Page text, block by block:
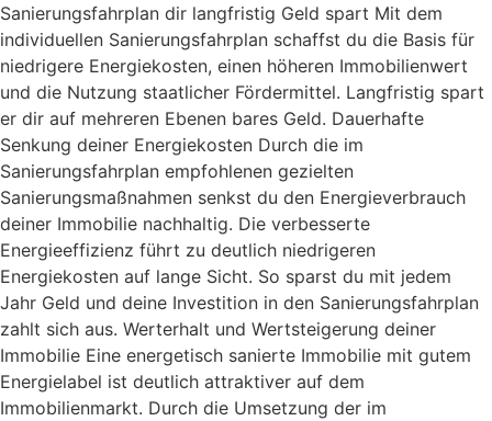
Sanierungsfahrplan dir langfristig Geld spart Mit dem
individuellen Sanierungsfahrplan schaffst du die Basis für
niedrigere Energiekosten, einen höheren Immobilienwert
und die Nutzung staatlicher Fördermittel. Langfristig spart
er dir auf mehreren Ebenen bares Geld. Dauerhafte
Senkung deiner Energiekosten Durch die im
Sanierungsfahrplan empfohlenen gezielten
Sanierungsmaßnahmen senkst du den Energieverbrauch
deiner Immobilie nachhaltig. Die verbesserte
Energieeffizienz führt zu deutlich niedrigeren
Energiekosten auf lange Sicht. So sparst du mit jedem
Jahr Geld und deine Investition in den Sanierungsfahrplan
zahlt sich aus. Werterhalt und Wertsteigerung deiner
Immobilie Eine energetisch sanierte Immobilie mit gutem
Energielabel ist deutlich attraktiver auf dem
Immobilienmarkt. Durch die Umsetzung der im